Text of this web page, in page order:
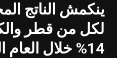
ينكمش الناتج
لكل من قطر
14% خلال